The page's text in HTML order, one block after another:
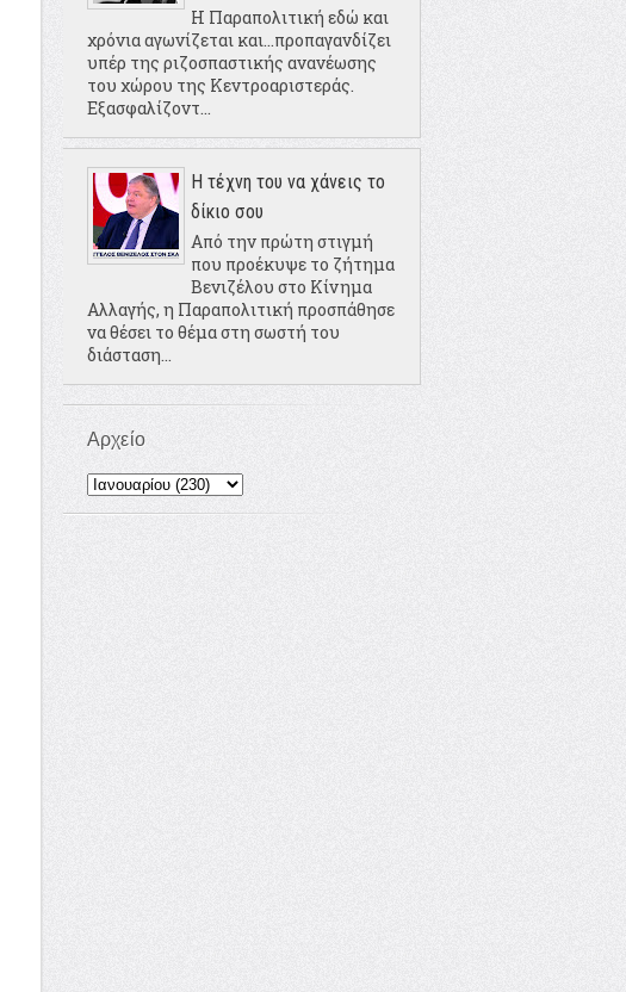
Η Παραπολιτική εδώ και
χρόνια αγωνίζεται και...προπαγανδίζει
υπέρ της ριζοσπαστικής ανανέωσης
του χώρου της Κεντροαριστεράς.
Εξασφαλίζοντ...
Η τέχνη του να χάνεις το
δίκιο σου
Από την πρώτη στιγμή
που προέκυψε το ζήτημα
Βενιζέλου στο Κίνημα
Αλλαγής, η Παραπολιτική προσπάθησε
να θέσει το θέμα στη σωστή του
διάσταση...
Αρχείο